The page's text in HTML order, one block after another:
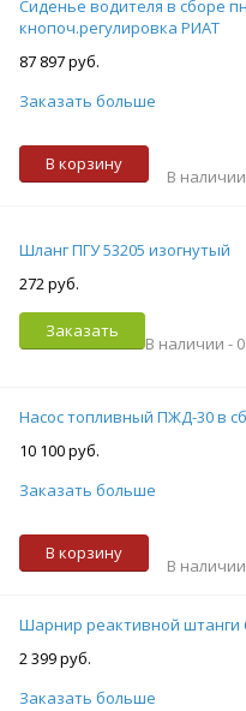
Сиденье водителя в сборе
кнопоч.регулировка РИАТ
87 897 руб.
Заказать больше
В корзину
В
Шланг ПГУ 53205 изогнутый
272 руб.
Заказать
В наличии - 0
Насос топливный ПЖД-30 в
10 100 руб.
Заказать больше
В корзину
В
Шарнир реактивной штанги
2 399 руб.
Заказать больше